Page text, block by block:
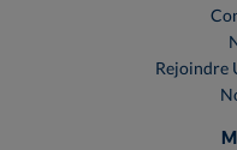
Rejoindre